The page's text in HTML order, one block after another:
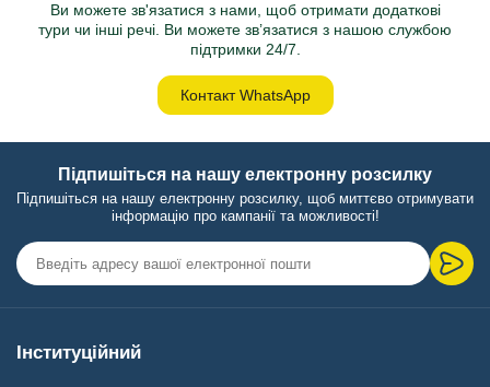
Ви можете зв'язатися з нами, щоб отримати додаткові
тури чи інші речі. Ви можете зв’язатися з нашою службою
підтримки 24/7.
Контакт WhatsApp
Підпишіться на нашу електронну розсилку
Підпишіться на нашу електронну розсилку, щоб миттєво отримувати
інформацію про кампанії та можливості!
Інституційний